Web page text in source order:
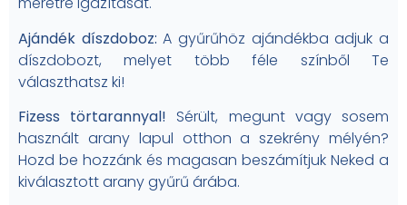
Ajándék díszdoboz:A gyűrűhöz ajándékba adjuk a
díszdobozt, melyet több féle színből Te
választhatsz ki!
Fizess törtarannyal! Sérült, megunt vagy sosem
használt arany lapul otthon a szekrény mélyén?
Hozd be hozzánk és magasan beszámítjuk Neked a
kiválasztott arany gyűrű árába.